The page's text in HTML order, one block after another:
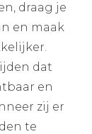
draag je
en maak
dat
en
zij er
te